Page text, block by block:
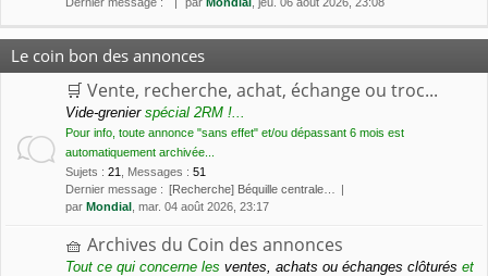
Le coin bon des annonces
🛒 Vente, recherche, achat, échange ou troc...
Vide-grenierspécial 2RM !...
Pour info, toute annonce "sans effet" et/ou dépassant 6 mois est
automatiquement archivée...
Sujets : 21 Messages : 51
Dernier message : [Recherche] Béquille centrale…
par Mondial , mar. 04 août 2026, 23:17
🧺 Archives du Coin des annonces
Tout ce qui concerne les ventes, achats ou échanges clôturés et